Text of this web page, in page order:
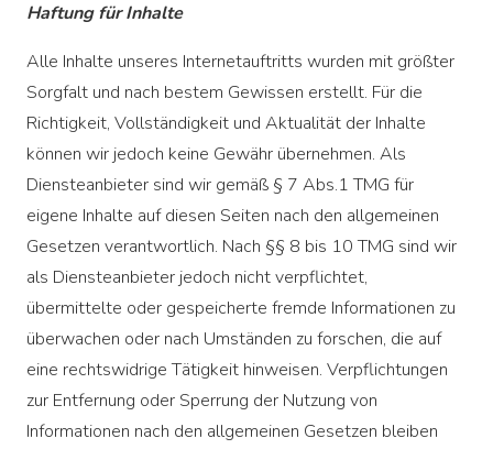
Haftung für Inhalte
Alle Inhalte unseres Internetauftritts wurden mit größter
Sorgfalt und nach bestem Gewissen erstellt. Für die
Richtigkeit, Vollständigkeit und Aktualität der Inhalte
können wir jedoch keine Gewähr übernehmen. Als
Diensteanbieter sind wir gemäß § 7 Abs.1 TMG für
eigene Inhalte auf diesen Seiten nach den allgemeinen
Gesetzen verantwortlich. Nach §§ 8 bis 10 TMG sind wir
als Diensteanbieter jedoch nicht verpflichtet,
übermittelte oder gespeicherte fremde Informationen zu
überwachen oder nach Umständen zu forschen, die auf
eine rechtswidrige Tätigkeit hinweisen. Verpflichtungen
zur Entfernung oder Sperrung der Nutzung von
Informationen nach den allgemeinen Gesetzen bleiben